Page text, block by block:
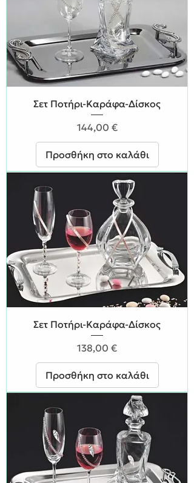
Σετ Ποτήρι-Καράφα-Δίσκος
Τιμή
144,00 €
Προσθήκη στο καλάθι
Σετ Ποτήρι-Καράφα-Δίσκος
Τιμή
138,00 €
Προσθήκη στο καλάθι